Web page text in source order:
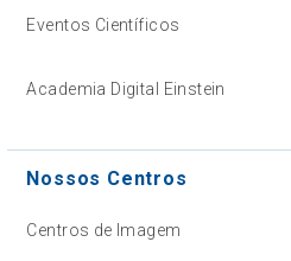
Eventos Científicos
Academia Digital Einstein
Nossos Centros
Centros de Imagem